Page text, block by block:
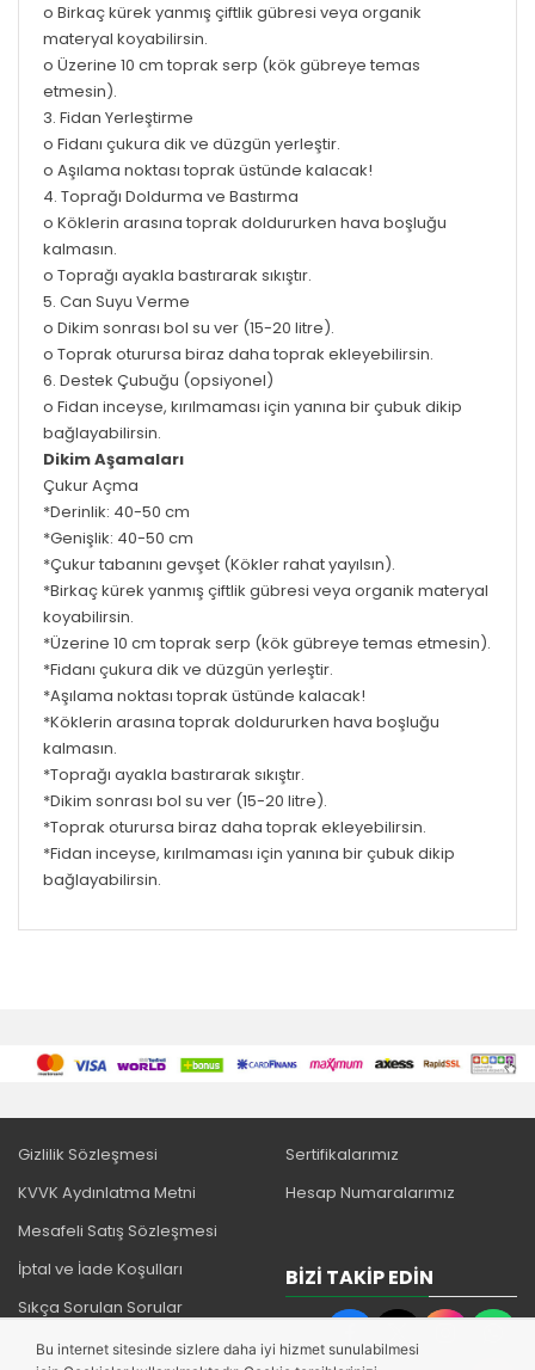
o Birkaç kürek yanmış çiftlik gübresi veya organik
materyal koyabilirsin.
o Üzerine 10 cm toprak serp (kök gübreye temas
etmesin).
3. Fidan Yerleştirme
o Fidanı çukura dik ve düzgün yerleştir.
o Aşılama noktası toprak üstünde kalacak!
4. Toprağı Doldurma ve Bastırma
o Köklerin arasına toprak doldururken hava boşluğu
kalmasın.
o Toprağı ayakla bastırarak sıkıştır.
5. Can Suyu Verme
o Dikim sonrası bol su ver (15-20 litre).
o Toprak oturursa biraz daha toprak ekleyebilirsin.
6. Destek Çubuğu (opsiyonel)
o Fidan inceyse, kırılmaması için yanına bir çubuk dikip
bağlayabilirsin.
Dikim Aşamaları
Çukur Açma
*Derinlik: 40-50 cm
*Genişlik: 40-50 cm
*Çukur tabanını gevşet (Kökler rahat yayılsın).
*Birkaç kürek yanmış çiftlik gübresi veya organik materyal
koyabilirsin.
*Üzerine 10 cm toprak serp (kök gübreye temas etmesin).
*Fidanı çukura dik ve düzgün yerleştir.
*Aşılama noktası toprak üstünde kalacak!
*Köklerin arasına toprak doldururken hava boşluğu
kalmasın.
*Toprağı ayakla bastırarak sıkıştır.
*Dikim sonrası bol su ver (15-20 litre).
*Toprak oturursa biraz daha toprak ekleyebilirsin.
*Fidan inceyse, kırılmaması için yanına bir çubuk dikip
bağlayabilirsin.
Gizlilik Sözleşmesi
KVVK Aydınlatma Metni
Mesafeli Satış Sözleşmesi
İptal ve İade Koşulları
Sıkça Sorulan Sorular
Sertifikalarımız
Hesap Numaralarımız
BIZI TAKIP EDIN
Bu internet sitesinde sizlere daha iyi hizmet sunulabilmesi